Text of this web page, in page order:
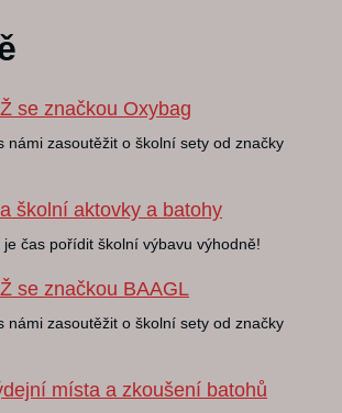
se značkou Oxybag
námi zasoutěžit o školní sety od značky
školní aktovky a batohy
je čas pořídit školní výbavu výhodně!
se značkou BAAGL
námi zasoutěžit o školní sety od značky
místa a zkoušení batohů